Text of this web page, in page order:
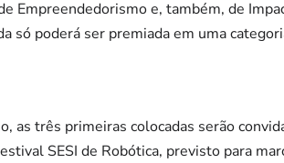
Empreendedorismo e, também, de
só poderá ser premiada em uma
as três primeiras colocadas serão
SESI de Robótica, previsto para